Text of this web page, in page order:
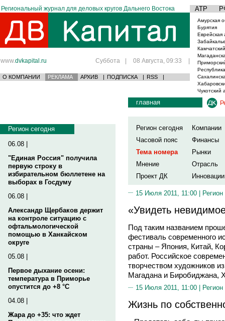
Региональный журнал для деловых кругов Дальнего Востока АТР
www.dvkapital.ru Суббота | 08 Августа, 09:33 |
О КОМПАНИИ РЕКЛАМА АРХИВ | ПОДПИСКА | RSS |
Амурская
Бурятия
Еврейская
Чукотский
Регион сегодня
06.08 |
"Единая Россия" получила
первую строку в
избирательном бюллетене на
выборах в Госдуму
06.08 |
Александр Щербаков держит
на контроле ситуацию с
офтальмологической
помощью в Ханкайском
округе
05.08 |
Первое дыхание осени:
температура в Приморье
опустится до +8 °C
04.08 |
Жара до +35: что ждет
главная
Регион сегодня
Компании
Часовой пояс
Финансы
Тема номера
Рынки
Мнение
Отрасль
Проект ДК
Инновации
15 Июля 2011, 11:00 | Регион
«Увидеть
Под таким названием
фестиваль современного
страны – Япония, Китай,
работ. Российское
творчеством художников
Магадана и Биробиджана,
15 Июля 2011, 11:00 |
Жизнь по